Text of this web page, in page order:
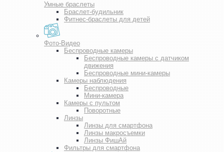
Умные браслеты
Браслет-будильник
Фитнес-браслеты для детей
Фото-Видео
Беспроводные камеры
Беспроводные камеры с датчиком
движения
Беспроводные мини-камеры
Камеры наблюдения
Беспроводные
Мини-камера
Камеры с пультом
Поворотные
Линзы
Линзы для смартфона
Линзы макросъемки
Линзы ФишАй
Фильтры для смартфона